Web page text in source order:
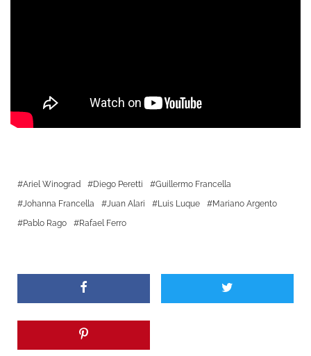
Ariel Winograd Diego Peretti
Guillermo Francella
Johanna Francella
Juan Alari Luis Luque
Mariano Argento
Pablo Rago
Rafael Ferro